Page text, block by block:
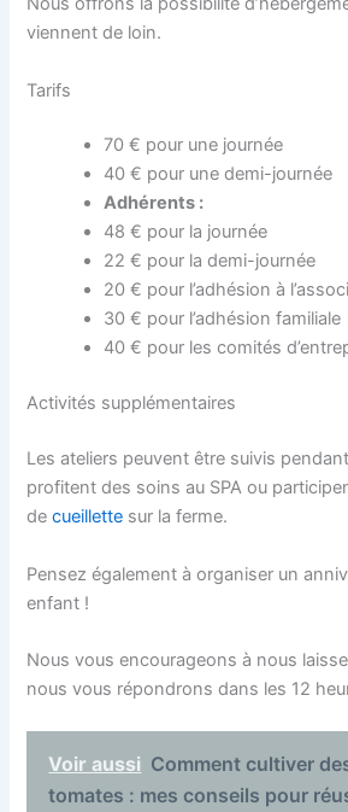
viennent de loin.
Tarifs
70 € pour une journée
40 € pour une demi-journée
Adhérents :
48 € pour la journée
22 € pour la demi-journée
20 € pour l’adhésion à
30 € pour l’adhésion familiale
40 € pour les comités
Activités supplémentaires
Les ateliers peuvent être suivis
profitent des soins au SPA ou
decueillette sur la ferme.
Pensez également à organiser un
enfant !
Nous vous encourageons à nous
nous vous répondrons dans les 12
Voir aussi Comment cultiver
tomates : mes conseils pour